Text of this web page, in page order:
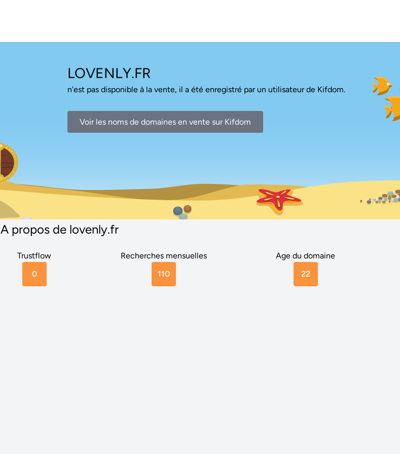
LOVENLY.FR
n'est pas disponible à la vente, il a été enregistré par un utilisateur de Kifdom.
Voir les noms de domaines en vente sur Kifdom
A propos de lovenly.fr
Trustflow
0
Recherches mensuelles
110
Age du domaine
22